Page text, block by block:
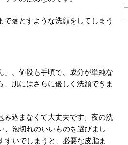
落とすような洗顔をしてしまう
」。値段も手頃で、成分が単純な
肌にはさらに優しく洗顔できま
み込まなくて大丈夫です。夜の洗
、泡切れのいいものを選びまし
すいでしまうと、必要な皮脂ま